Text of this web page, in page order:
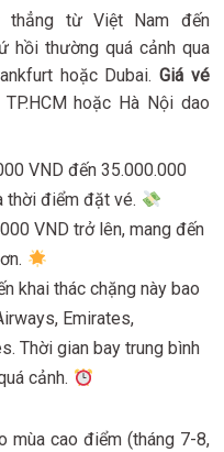
thẳng từ Việt Nam đến
hồi thường quá cảnh qua
hoặc Dubai. Giá vé
hoặc Hà Nội dao
VND đến 35.000.000
thời điểm đặt vé.
VND trở lên, mang đến
khai thác chặng này bao
Emirates,
Thời gian bay trung bình
cảnh.
mùa cao điểm (tháng 7-8,